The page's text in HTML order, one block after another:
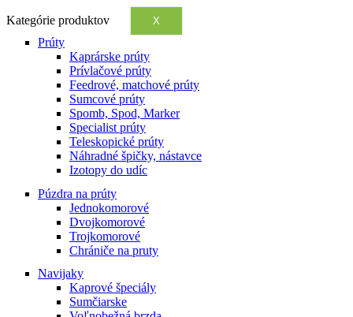
Kategórie produktov X
Prúty
Kaprárske prúty
Prívlačové prúty
Feedrové, matchové prúty
Sumcové prúty
Spomb, Spod, Marker
Specialist prúty
Teleskopické prúty
Náhradné špičky, nástavce
Izotopy do udíc
Púzdra na prúty
Jednokomorové
Dvojkomorové
Trojkomorové
Chrániče na pruty
Navijaky
Kaprové špeciály
Sumčiarske